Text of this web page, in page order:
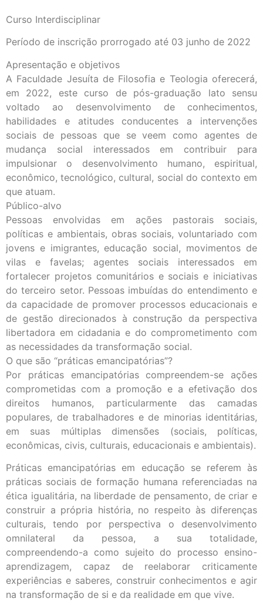
Curso Interdisciplinar
Período de inscrição prorrogado até 03 junho de 2022
Apresentação e objetivos
A Faculdade Jesuíta de Filosofia e Teologia oferecerá,
em 2022, este curso de pós-graduação lato sensu
voltado ao desenvolvimento de conhecimentos,
habilidades e atitudes conducentes a intervenções
sociais de pessoas que se veem como agentes de
mudança social interessados em contribuir para
impulsionar o desenvolvimento humano, espiritual,
econômico, tecnológico, cultural, social do contexto em
que atuam.
Público-alvo
Pessoas envolvidas em ações pastorais sociais,
políticas e ambientais, obras sociais, voluntariado com
jovens e imigrantes, educação social, movimentos de
vilas e favelas; agentes sociais interessados em
fortalecer projetos comunitários e sociais e iniciativas
do terceiro setor. Pessoas imbuídas do entendimento e
da capacidade de promover processos educacionais e
de gestão direcionados à construção da perspectiva
libertadora em cidadania e do comprometimento com
as necessidades da transformação social.
O que são “práticas emancipatórias”?
Por práticas emancipatórias compreendem-se ações
comprometidas com a promoção e a efetivação dos
direitos humanos, particularmente das camadas
populares, de trabalhadores e de minorias identitárias,
em suas múltiplas dimensões (sociais, políticas,
econômicas, civis, culturais, educacionais e ambientais).
Práticas emancipatórias em educação se referem às
práticas sociais de formação humana referenciadas na
ética igualitária, na liberdade de pensamento, de criar e
construir a própria história, no respeito às diferenças
culturais, tendo por perspectiva o desenvolvimento
omnilateral da pessoa, a sua totalidade,
compreendendo-a como sujeito do processo ensino-
aprendizagem, capaz de reelaborar criticamente
experiências e saberes, construir conhecimentos e agir
na transformação de si e da realidade em que vive.